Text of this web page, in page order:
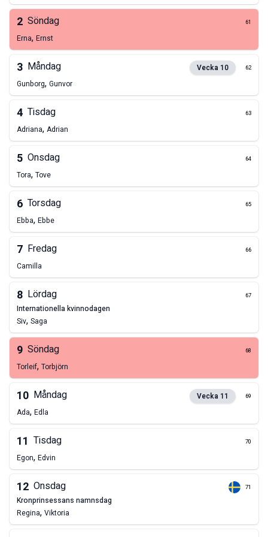
2 Söndag 61
Erna, Ernst
3 Måndag Vecka 10 62
Gunborg, Gunvor
4 Tisdag 63
Adriana, Adrian
5 Onsdag 64
Tora, Tove
6 Torsdag 65
Ebba, Ebbe
7 Fredag 66
Camilla
8 Lördag 67
internationella kvinnodagen
Siv, Saga
9 Söndag 68
Torleif, Torbjörn
10 Måndag Vecka 11 69
Ada, Edla
11 Tisdag 70
Egon, Edvin
12 Onsdag 71
kronprinsessans namnsdag
Regina, Viktoria